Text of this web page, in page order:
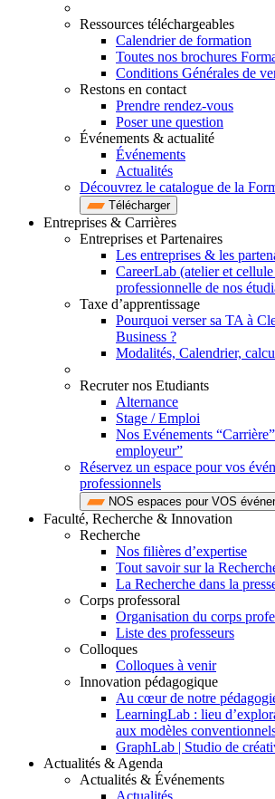
Ressources téléchargeables
Calendrier de formation
Toutes nos brochures
Conditions Générales de
Restons en contact
Prendre rendez-vous
Poser une question
Événements & actualité
Événements
Actualités
Découvrez le catalogue de la
Télécharger
Entreprises & Carrières
Entreprises et Partenaires
Les entreprises & les
CareerLab (atelier et
professionnelle de nos
Taxe d’apprentissage
Pourquoi verser sa TA à
Business ?
Modalités, Calendrier,
Recruter nos Etudiants
Alternance
Stage / Emploi
Nos Evénements
employeur”
Réservez un espace pour vos
professionnels
NOS espaces pour VOS
Faculté, Recherche & Innovation
Recherche
Nos filières d’expertise
Tout savoir sur la
La Recherche dans la
Corps professoral
Organisation du corps
Liste des professeurs
Colloques
Colloques à venir
Innovation pédagogique
Au cœur de notre
LearningLab : lieu
aux modèles
GraphLab | Studio de
Actualités & Agenda
Actualités & Événements
Actualités